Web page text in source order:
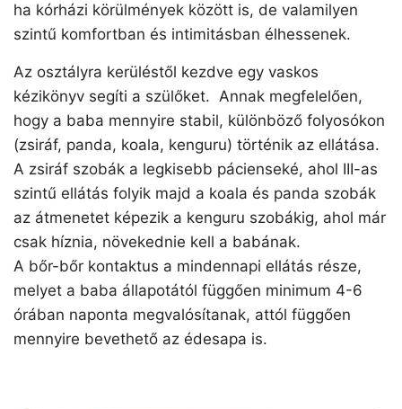
ha kórházi körülmények között is, de valamilyen
szintű komfortban és intimitásban élhessenek.
Az osztályra kerüléstől kezdve egy vaskos
kézikönyv segíti a szülőket. Annak megfelelően,
hogy a baba mennyire stabil, különböző folyosókon
(zsiráf, panda, koala, kenguru) történik az ellátása.
A zsiráf szobák a legkisebb pácienseké, ahol III-as
szintű ellátás folyik majd a koala és panda szobák
az átmenetet képezik a kenguru szobákig, ahol már
csak híznia, növekednie kell a babának.
A bőr-bőr kontaktus a mindennapi ellátás része,
melyet a baba állapotától függően minimum 4-6
órában naponta megvalósítanak, attól függően
mennyire bevethető az édesapa is.